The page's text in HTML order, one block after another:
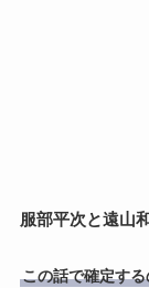
服部平次と遠山
この話で確定す